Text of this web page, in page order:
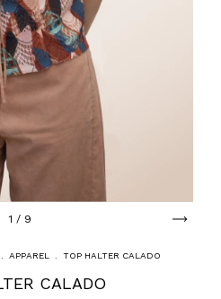
1 / 9
APPAREL TOP HALTER CALADO
CALADO